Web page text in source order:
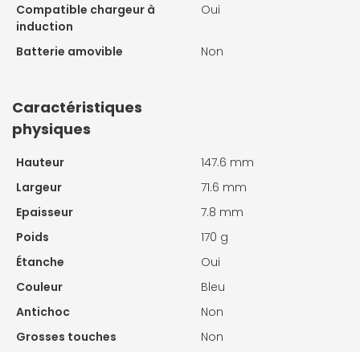
Compatible chargeur à
induction
Oui
Batterie amovible Non
Caractéristiques
physiques
Hauteur
147.6 mm
Largeur
71.6 mm
Epaisseur
7.8 mm
Poids
170 g
Étanche
Oui
Couleur
Bleu
Antichoc
Non
Grosses touches
Non